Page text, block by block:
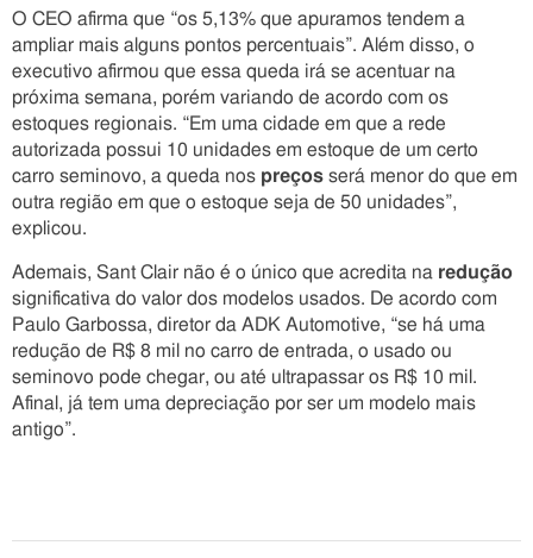
O CEO afirma que “os 5,13% que apuramos tendem a
ampliar mais alguns pontos percentuais”. Além disso, o
executivo afirmou que essa queda irá se acentuar na
próxima semana, porém variando de acordo com os
estoques regionais. “Em uma cidade em que a rede
autorizada possui 10 unidades em estoque de um certo
carro seminovo, a queda nos preços será menor do que em
outra região em que o estoque seja de 50 unidades”,
explicou.
Ademais, Sant Clair não é o único que acredita na redução
significativa do valor dos modelos usados. De acordo com
Paulo Garbossa, diretor da ADK Automotive, “se há uma
redução de R$ 8 mil no carro de entrada, o usado ou
seminovo pode chegar, ou até ultrapassar os R$ 10 mil.
Afinal, já tem uma depreciação por ser um modelo mais
antigo”.